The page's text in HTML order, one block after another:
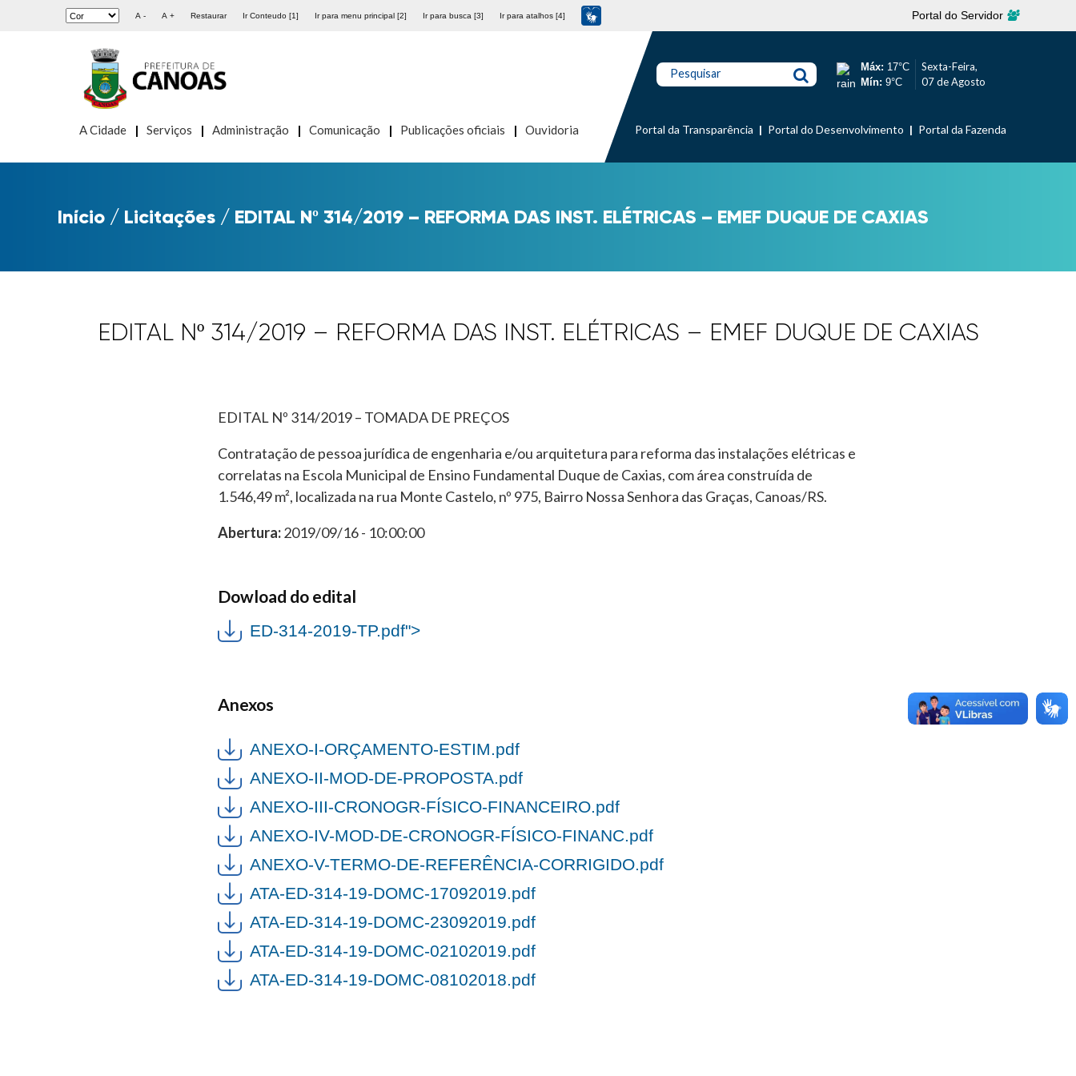
A - A + Restaurar Ir Conteudo [1] Ir para menu principal [2] Ir para busca [3] Ir para atalhos [4] Portal do Servidor
A Cidade Serviços Administração Comunicação Publicações oficiais Ouvidoria
Pesquisar Máx: 17°C
Mín: 9°C
Sexta-Feira,
07 de Agosto
Portal da Transparência Portal do Desenvolvimento Portal da Fazenda
Início / Licitações / EDITAL Nº 314/2019 – REFORMA DAS INST. ELÉTRICAS – EMEF DUQUE DE CAXIAS
EDITAL Nº 314/2019 – REFORMA DAS INST. ELÉTRICAS – EMEF DUQUE DE CAXIAS
EDITAL Nº 314/2019 – TOMADA DE PREÇOS
Contratação de pessoa jurídica de engenharia e/ou arquitetura para reforma das instalações elétricas e
correlatas na Escola Municipal de Ensino Fundamental Duque de Caxias, com área construída de
1.546,49 m², localizada na rua Monte Castelo, nº 975, Bairro Nossa Senhora das Graças, Canoas/RS.
Abertura:2019/09/16 - 10:00:00
Dowload do edital
ED-314-2019-TP.pdf">
Anexos
ANEXO-I-ORÇAMENTO-ESTIM.pdf
ANEXO-II-MOD-DE-PROPOSTA.pdf
ANEXO-III-CRONOGR-FÍSICO-FINANCEIRO.pdf
ANEXO-IV-MOD-DE-CRONOGR-FÍSICO-FINANC.pdf
ANEXO-V-TERMO-DE-REFERÊNCIA-CORRIGIDO.pdf
ATA-ED-314-19-DOMC-17092019.pdf
ATA-ED-314-19-DOMC-23092019.pdf
ATA-ED-314-19-DOMC-02102019.pdf
ATA-ED-314-19-DOMC-08102018.pdf